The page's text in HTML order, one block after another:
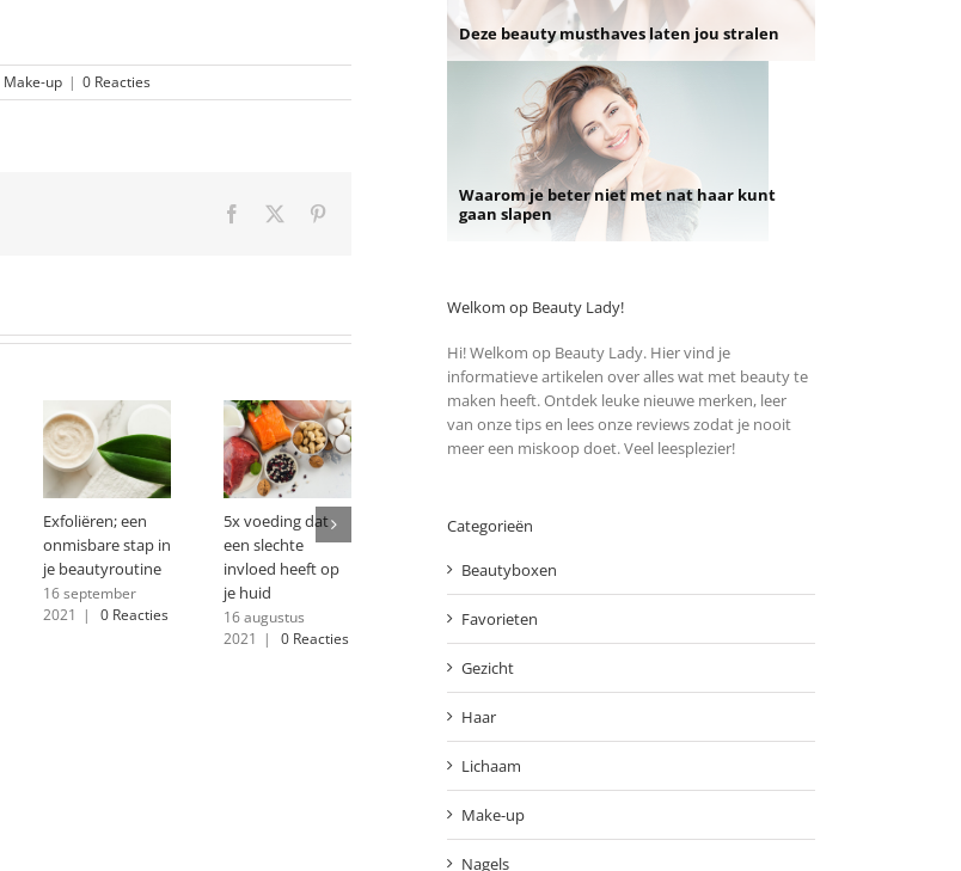
Make-up | 0 Reacties
Facebook
Exfoliëren; een
onmisbare stap in
je beautyroutine
16 september
2021 | 0 Reacties
5x voeding dat
een slechte
invloed heeft op
je huid
16 augustus
2021 | 0 Reacties
Deze beauty musthaves laten jou stralen
Waarom je beter niet met nat haar kunt
gaan slapen
Welkom op Beauty Lady!
Hi! Welkom op Beauty Lady. Hier vind je
informatieve artikelen over alles wat met beauty te
maken heeft. Ontdek leuke nieuwe merken, leer
van onze tips en lees onze reviews zodat je nooit
meer een miskoop doet. Veel leesplezier!
Categorieën
Beautyboxen
Favorieten
Gezicht
Haar
Lichaam
Make-up
Nagels